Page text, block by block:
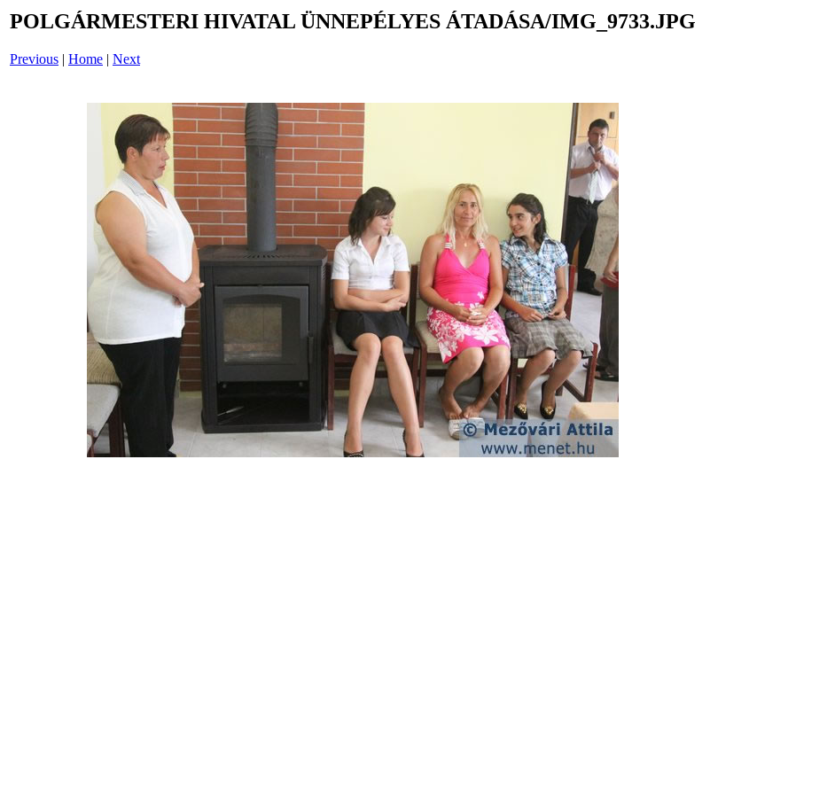
POLGÁRMESTERI HIVATAL ÜNNEPÉLYES ÁTADÁSA/IMG_9733.JPG
Previous | Home | Next